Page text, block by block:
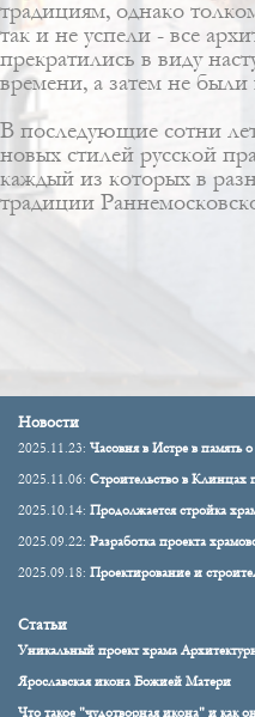
традициям, однако
так и не успели - все
прекратились в виду
времени, а затем не
В последующие сотни
новых стилей русской
каждый из которых в
традиции
Новости
2025.11.23: Часовня в Истре в память
2025.11.06: Строительство в Клинцах
2025.10.14: Продолжается стройка
2025.09.22: Разработка проекта
2025.09.18: Проектирование и
Статьи
Уникальный проект храма
Ярославская икона Божией Матери
Что такое "чудотворная икона" и как